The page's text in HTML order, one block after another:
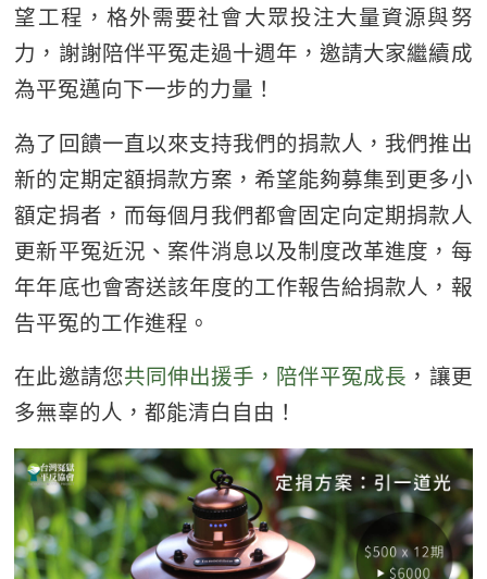
望工程，格外需要社會大眾投注大量資源與努
力，謝謝陪伴平冤走過十週年，邀請大家繼續成
為平冤邁向下一步的力量！
為了回饋一直以來支持我們的捐款人，我們推出
新的定期定額捐款方案，希望能夠募集到更多小
額定捐者，而每個月我們都會固定向定期捐款人
更新平冤近況、案件消息以及制度改革進度，每
年年底也會寄送該年度的工作報告給捐款人，報
告平冤的工作進程。
在此邀請您共同伸出援手，陪伴平冤成長 ，讓更
多無辜的人，都能清白自由！